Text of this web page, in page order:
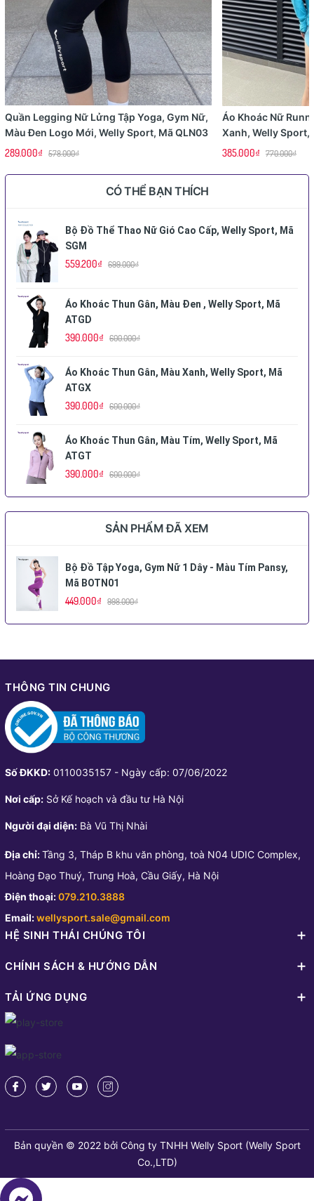
Quần Legging Nữ Lửng Tập Yoga, Gym Nữ,
Màu Đen Logo Mới, Welly Sport, Mã QLN03
289.000₫ 578.000₫
Áo Khoác Nữ
Xanh, Welly Sport,
385.000₫
770.000₫
CÓ THỂ BẠN THÍCH
Bộ Đồ Thể Thao Nữ Gió Cao Cấp, Welly Sport, Mã
SGM
559.200₫ 699.000₫
Áo Khoác Thun Gân, Màu Đen , Welly Sport, Mã
ATGD
390.000₫ 600.000₫
Áo Khoác Thun Gân, Màu Xanh, Welly Sport, Mã
ATGX
390.000₫ 600.000₫
Áo Khoác Thun Gân, Màu Tím, Welly Sport, Mã
ATGT
390.000₫ 600.000₫
SẢN PHẨM ĐÃ XEM
Bộ Đồ Tập Yoga, Gym Nữ 1 Dây - Màu Tím Pansy,
Mã BOTN01
449.000₫ 998.000₫
THÔNG TIN CHUNG
Số ĐKKD: 0110035157 - Ngày cấp: 07/06/2022
Nơi cấp: Sở Kế hoạch và đầu tư Hà Nội
Người đại diện: Bà Vũ Thị Nhài
Địa chỉ:Tầng 3, Tháp B khu văn phòng, toà N04 UDIC Complex,
Hoàng Đạo Thuý, Trung Hoà, Cầu Giấy, Hà Nội
Điện thoại:079.210.3888
Email:wellysport.sale@gmail.com
HỆ SINH THÁI CHÚNG TÔI
CHÍNH SÁCH & HƯỚNG DẪN
TẢI ỨNG DỤNG
Bản quyền © 2022 bởi Công ty TNHH Welly Sport (Welly Sport
Co.,LTD)